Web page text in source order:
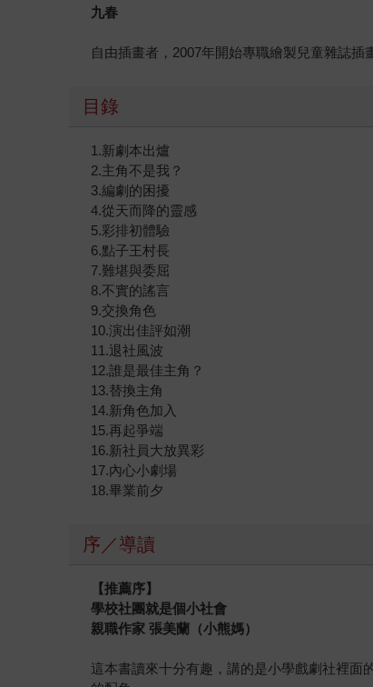
九春
自由插畫者，2007年開始專職繪製兒童雜誌插
目錄
1.新劇本出爐
2.主角不是我？
3.編劇的困擾
4.從天而降的靈感
5.彩排初體驗
6.點子王村長
7.難堪與委屈
8.不實的謠言
9.交換角色
10.演出佳評如潮
11.退社風波
12.誰是最佳主角？
13.替換主角
14.新角色加入
15.再起爭端
16.新社員大放異彩
17.內心小劇場
18.畢業前夕
序／導讀
【推薦序】
學校社團就是個小社會
親職作家 張美蘭（小熊媽）
這本書讀來十分有趣，講的是小學戲劇社裡面